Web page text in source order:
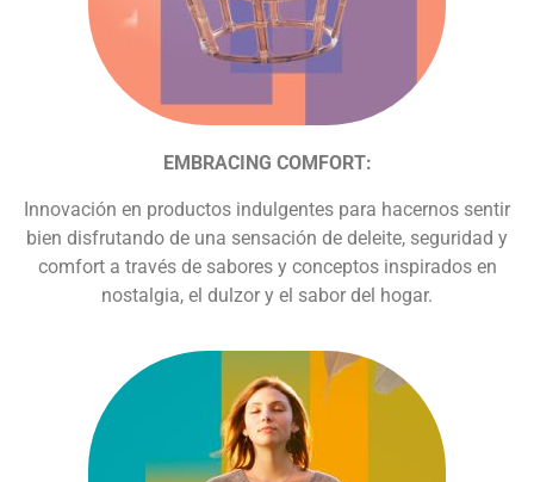
EMBRACING COMFORT:
Innovación en productos indulgentes para hacernos sentir
bien disfrutando de una sensación de deleite, seguridad y
comfort a través de sabores y conceptos inspirados en
nostalgia, el dulzor y el sabor del hogar.